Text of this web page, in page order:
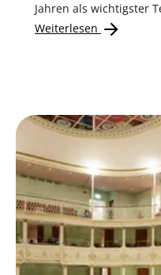
Jahren als wichtigster
Weiterlesen